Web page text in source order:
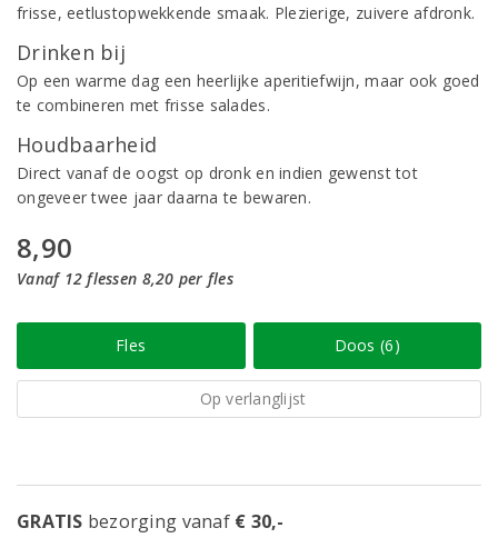
frisse, eetlustopwekkende smaak. Plezierige, zuivere afdronk.
Drinken bij
Op een warme dag een heerlijke aperitiefwijn, maar ook goed
te combineren met frisse salades.
Houdbaarheid
Direct vanaf de oogst op dronk en indien gewenst tot
ongeveer twee jaar daarna te bewaren.
8,90
Vanaf 12 flessen 8,20 per fles
Fles Doos (6)
Op verlanglijst
GRATIS bezorging vanaf € 30,-